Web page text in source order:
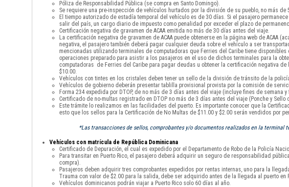
Póliza de Responsabilidad Pública (se compra en Santo Domingo).
Se requiere una pre-inspección de vehículos hurtados por la división de su pueblo, no más
El tiempo autorizado de estadía temporal del vehículo es de 30 días. Si el pasajero
salir del país, un cargo diario de impuesto como penalidad por exceder el plazo de
Certificación negativa de gravamen de ACAA emitida no más de 30 días antes del viaje.
La certificación negativa de gravamen de ACAA puede obtenerse en la página web de ACAA
negativa, el pasajero también deberá pagar cualquier deuda sobre el vehículo a ser
mencionadas utilizando terminales de computadoras que Ferries del Caribe tiene
operaciones preparado para asistir a los pasajeros en el uso de dichos terminales para la
computadoras de Ferries del Caribe para pagar deudas u obtener la certificación negativa
$10.00.
Vehículos con tintes en los cristales deben tener un sello de la división de tránsito de la
Vehículos de gobierno deberán presentar tablilla provisional provista por la comisión de
Forma 234 expedida por DTOP, de no más de 3 días antes del viaje (incluye fines de semana
Certificado de no-multas registrado en DTOP no más de 3 días antes del viaje (Ponche y
Este trámite lo realizamos en las facilidades del puerto. Es importante conocer que la
esto que los sellos para la Certificación de No Multas de $11.00 y $2.00 serán vendidos por
*Las transacciones de sellos, comprobantes y/o documentos realizados en la
Vehículos con matrícula de República Dominicana
Certificado de Depuración, el cual es expedido por el Departamento de Robo de la Policía
Para transitar en Puerto Rico, el pasajero deberá adquirir un seguro de responsabilidad
compra).
Pasajeros deben adquirir tres comprobantes expedidos por rentas internas, uno para la
Trauma con valor de $2.00 para la salida, debe ser adquirido antes de la llegada al puerto en
Vehículos dominicanos podrán viajar a Puerto Rico solo 60 días al año.